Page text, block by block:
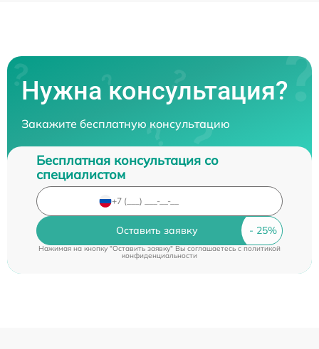
Нужна консультация?
Закажите бесплатную консультацию
Бесплатная консультация со
специалистом
Оставить заявку
Нажимая на кнопку "Оставить заявку" Вы соглашаетесь cполитикой
конфиденциальности